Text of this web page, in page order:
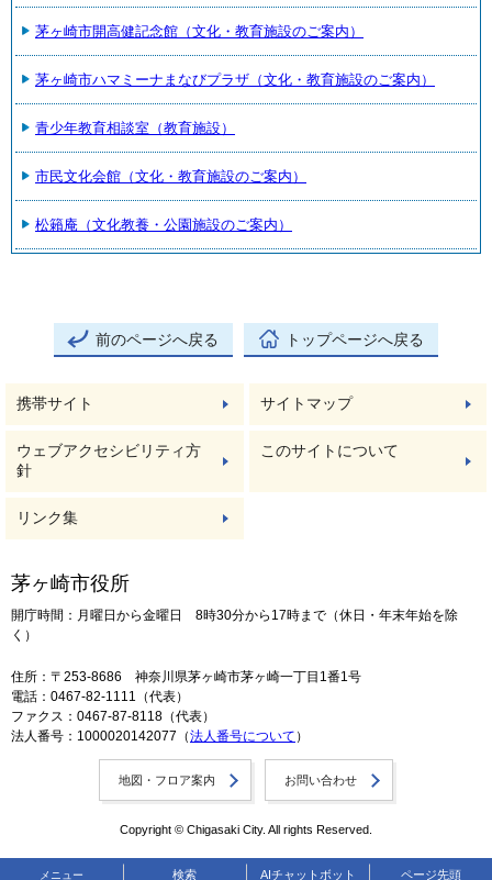
茅ヶ崎市開高健記念館（文化・教育施設のご案内）
茅ヶ崎市ハマミーナまなびプラザ（文化・教育施設のご案内）
青少年教育相談室（教育施設）
市民文化会館（文化・教育施設のご案内）
松籟庵（文化教養・公園施設のご案内）
前のページへ戻る トップページへ戻る
メニュー 検索 AIチャットボット ページ先頭
携帯サイト サイトマップ
ウェブアクセシビリティ方
針
このサイトについて
リンク集
茅ヶ崎市役所
開庁時間：月曜日から金曜日 8時30分から17時まで（休日・年末年始を除
く）
住所：〒253-8686 神奈川県茅ヶ崎市茅ヶ崎一丁目1番1号
電話：0467-82-1111（代表）
ファクス：0467-87-8118（代表）
法人番号：1000020142077（法人番号について ）
地図・フロア案内 お問い合わせ
Copyright © Chigasaki City. All rights Reserved.